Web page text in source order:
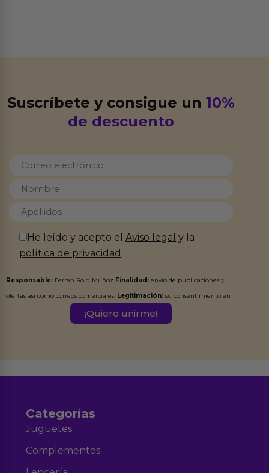
Suscríbete y consigue un10%
de descuento
He leído y acepto elAviso legal y la
política de privacidad
Responsable: Ferran Roig Muñoz Finalidad: envío de publicaciones y
ofertas así como correos comerciales. Legitimación: su consentimiento en
Destinatarios:Ferran Roig Muñoz. Podrás ejercer tus
Categorías
Juguetes
Complementos